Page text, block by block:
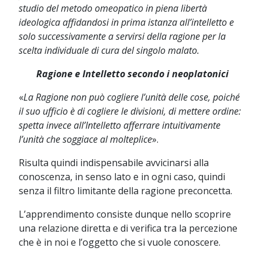
studio del metodo omeopatico in piena libertà
ideologica affidandosi in prima istanza all’intelletto e
solo successivamente a servirsi della ragione per la
scelta individuale di cura del singolo malato.
Ragione e Intelletto secondo i neoplatonici
«La Ragione non può cogliere l’unità delle cose, poiché
il suo ufficio è di cogliere le divisioni, di mettere ordine:
spetta invece all’Intelletto afferrare intuitivamente
l’unità che soggiace al molteplice».
Risulta quindi indispensabile avvicinarsi alla
conoscenza, in senso lato e in ogni caso, quindi
senza il filtro limitante della ragione preconcetta.
L’apprendimento consiste dunque nello scoprire
una relazione diretta e di verifica tra la percezione
che è in noi e l’oggetto che si vuole conoscere.